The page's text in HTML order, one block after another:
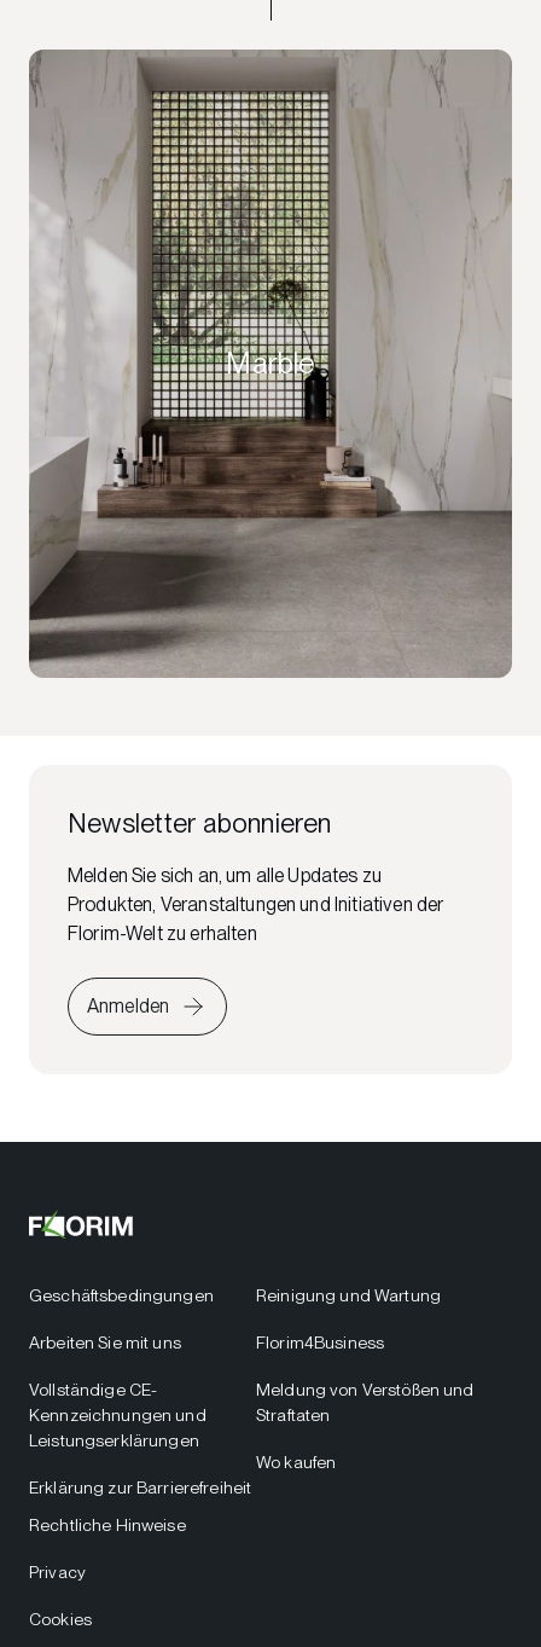
Marble
Newsletter abonnieren
Melden Sie sich an, um alle Updates zu
Produkten, Veranstaltungen und Initiativen der
Florim-Welt zu erhalten
Anmelden
Geschäftsbedingungen
Arbeiten Sie mit uns
Vollständige CE-
Kennzeichnungen und
Leistungserklärungen
Erklärung zur Barrierefreiheit
Reinigung und Wartung
Florim4Business
Meldung von Verstößen und
Straftaten
Wo kaufen
Rechtliche Hinweise
Privacy
Cookies